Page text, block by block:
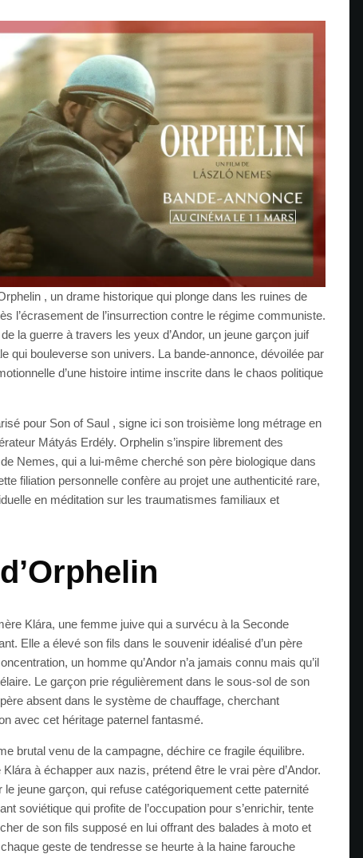
, un drame historique qui plonge dans les ruines de
l’écrasement de l’insurrection contre le régime communiste.
la guerre à travers les yeux d’Andor, un jeune garçon juif
qui bouleverse son univers. La bande-annonce, dévoilée par
d’une histoire intime inscrite dans le chaos politique
pour Son of Saul , signe ici son troisième long métrage en
Mátyás Erdély. Orphelin s’inspire librement des
Nemes, qui a lui-même cherché son père biologique dans
filiation personnelle confère au projet une authenticité rare,
en méditation sur les traumatismes familiaux et
Klára, une femme juive qui a survécu à la Seconde
Elle a élevé son fils dans le souvenir idéalisé d’un père
un homme qu’Andor n’a jamais connu mais qu’il
Le garçon prie régulièrement dans le sous-sol de son
absent dans le système de chauffage, cherchant
avec cet héritage paternel fantasmé.
brutal venu de la campagne, déchire ce fragile équilibre.
à échapper aux nazis, prétend être le vrai père d’Andor.
jeune garçon, qui refuse catégoriquement cette paternité
soviétique qui profite de l’occupation pour s’enrichir, tente
de son fils supposé en lui offrant des balades à moto et
geste de tendresse se heurte à la haine farouche